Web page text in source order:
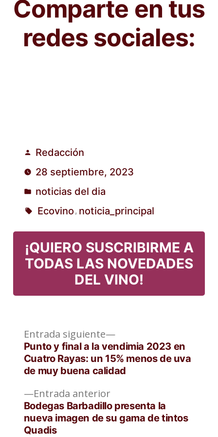
Comparte en tus
redes sociales:
Publicado
por
Redacción
28 septiembre, 2023
Publicado
en
noticias del dia
Ecovino, noticia_principal
¡QUIERO SUSCRIBIRME A
TODAS LAS NOVEDADES
DEL VINO!
Navegación
de
entradas
Entrada anteriorEntrada
anterior:
Bodegas Barbadillo presenta la
nueva imagen de su gama de tintos
Quadis
Entrada siguiente
Entrada
siguiente:
Punto y final a la vendimia 2023 en
Cuatro Rayas: un 15% menos de uva
de muy buena calidad